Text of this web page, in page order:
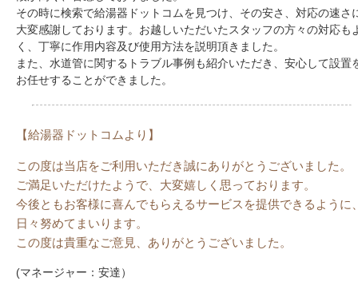
その時に検索で給湯器ドットコムを見つけ、その安さ、対応の速さ
大変感謝しております。お越しいただいたスタッフの方々の対応も
く、丁寧に作用内容及び使用方法を説明頂きました。
また、水道管に関するトラブル事例も紹介いただき、安心して設置
お任せすることができました。
【給湯器ドットコムより】
この度は当店をご利用いただき誠にありがとうございました。
ご満足いただけたようで、大変嬉しく思っております。
今後ともお客様に喜んでもらえるサービスを提供できるように
日々努めてまいります。
この度は貴重なご意見、ありがとうございました。
(マネージャー：安達）